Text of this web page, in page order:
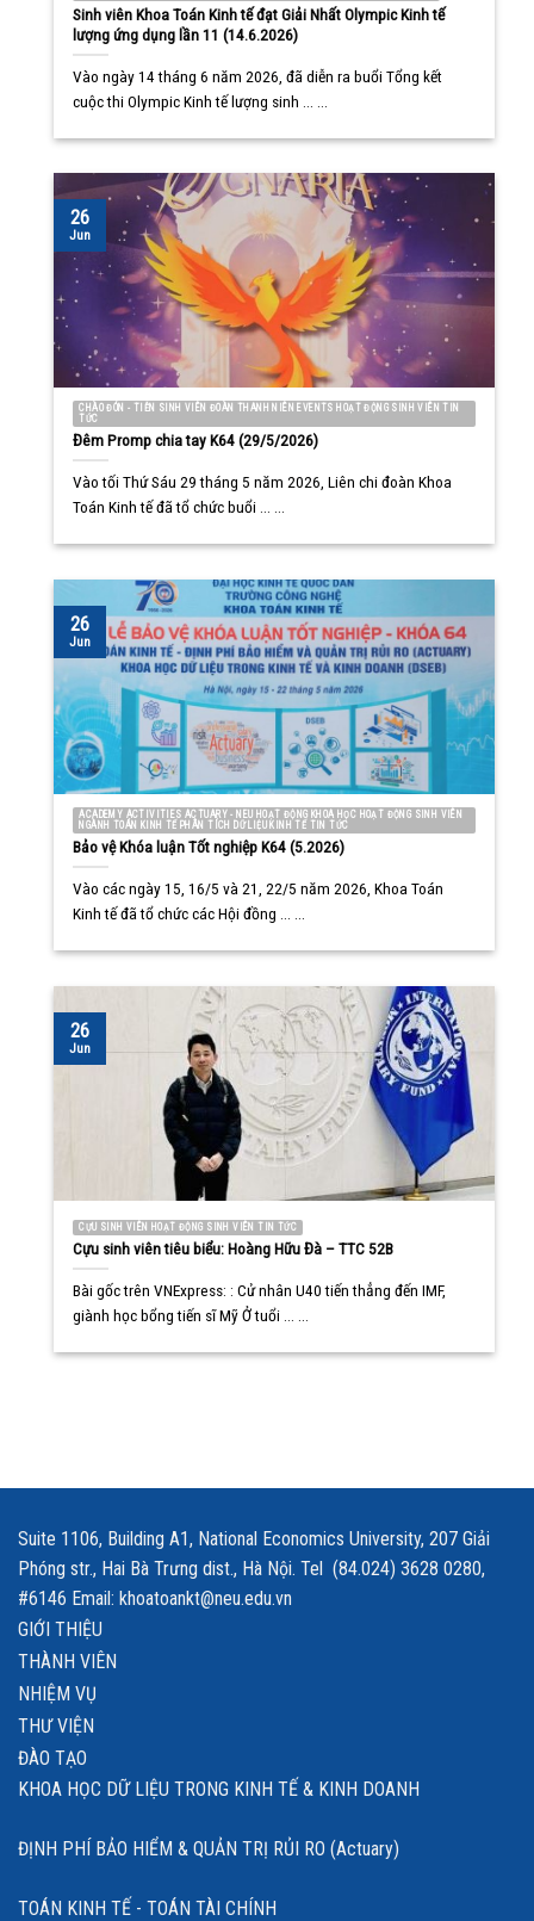
Sinh viên Khoa Toán Kinh tế đạt Giải Nhất Olympic Kinh tế
lượng ứng dụng lần 11 (14.6.2026)
Vào ngày 14 tháng 6 năm 2026, đã diễn ra buổi Tổng kết
cuộc thi Olympic Kinh tế lượng sinh ... ...
CHÀO ĐÓN - TIỄN SINH VIÊN ĐOÀN THANH NIÊN EVENTS HOẠT ĐỘNG SINH VIÊN TIN
TỨC
Đêm Promp chia tay K64 (29/5/2026)
Vào tối Thứ Sáu 29 tháng 5 năm 2026, Liên chi đoàn Khoa
Toán Kinh tế đã tổ chức buổi ... ...
26
Jun
ACADEMY ACTIVITIES ACTUARY - NEU HOẠT ĐỘNG KHOA HỌC HOẠT ĐỘNG SINH VIÊN
NGÀNH TOÁN KINH TẾ PHÂN TÍCH DỮ LIỆU KINH TẾ TIN TỨC
Bảo vệ Khóa luận Tốt nghiệp K64 (5.2026)
Vào các ngày 15, 16/5 và 21, 22/5 năm 2026, Khoa Toán
Kinh tế đã tổ chức các Hội đồng ... ...
26
Jun
CỰU SINH VIÊN HOẠT ĐỘNG SINH VIÊN TIN TỨC
Cựu sinh viên tiêu biểu: Hoàng Hữu Đà – TTC 52B
Bài gốc trên VNExpress: : Cử nhân U40 tiến thẳng đến IMF,
giành học bổng tiến sĩ Mỹ Ở tuổi ... ...
26
Jun
Suite 1106, Building A1, National Economics University, 207 Giải
Phóng str., Hai Bà Trưng dist., Hà Nội. Tel (84.024) 3628 0280,
#6146 Email: khoatoankt@neu.edu.vn
GIỚI THIỆU
THÀNH VIÊN
NHIỆM VỤ
THƯ VIỆN
ĐÀO TẠO
KHOA HỌC DỮ LIỆU TRONG KINH TẾ & KINH DOANH
ĐỊNH PHÍ BẢO HIỂM & QUẢN TRỊ RỦI RO (Actuary)
TOÁN KINH TẾ - TOÁN TÀI CHÍNH